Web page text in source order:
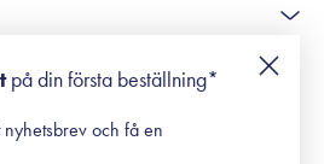
på din första beställning*
och få en